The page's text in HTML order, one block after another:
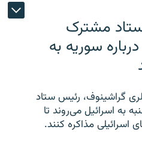
مشترک
سوریه به
گراشینوف، رئیس ستاد
به اسرائیل می‌روند تا
اسرائیلی مذاکره کنند.